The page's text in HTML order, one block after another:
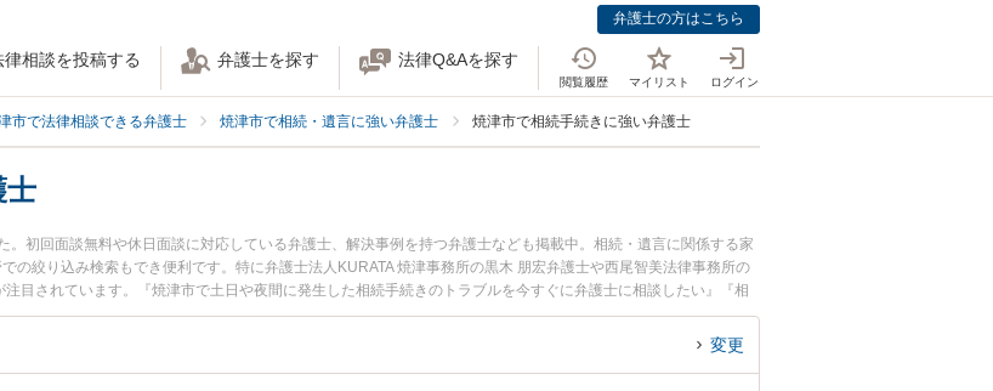
弁護士の方はこちら
律相談を投稿する 弁護士を探す 法律Q&Aを探す
閲覧履歴 マイリスト ログイン
市で法律相談できる弁護士 焼津市で相続・遺言に強い弁護士 焼津市で相続手続きに強い弁護士
士
初回面談無料や休日面談に対応している弁護士、解決事例を持つ弁護士なども掲載中。相続・遺言に関係する家
の絞り込み検索もでき便利です。特に弁護士法人KURATA 焼津事務所の黒木 朋宏弁護士や西尾智美法律事務所の
目されています。『焼津市で土日や夜間に発生した相続手続きのトラブルを今すぐに弁護士に相談したい』『相
』『初回相談無料で相続手続きを法律相談できる焼津市内の弁護士に相談予約したい』などでお困りの相談者さん
変更